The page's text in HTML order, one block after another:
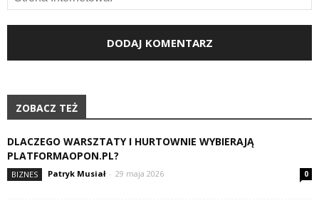
ZOBACZ TEŻ
DLACZEGO WARSZTATY I HURTOWNIE WYBIERAJĄ
PLATFORMAOPON.PL?
BIZNES Patryk Musiał - 29 maja 2026 0